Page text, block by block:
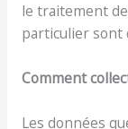
le traitement
particulier sont
Comment
Les données